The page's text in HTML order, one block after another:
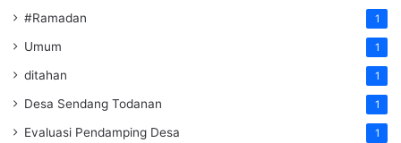
#Ramadan 1
Umum 1
ditahan 1
Desa Sendang Todanan 1
Evaluasi Pendamping Desa 1